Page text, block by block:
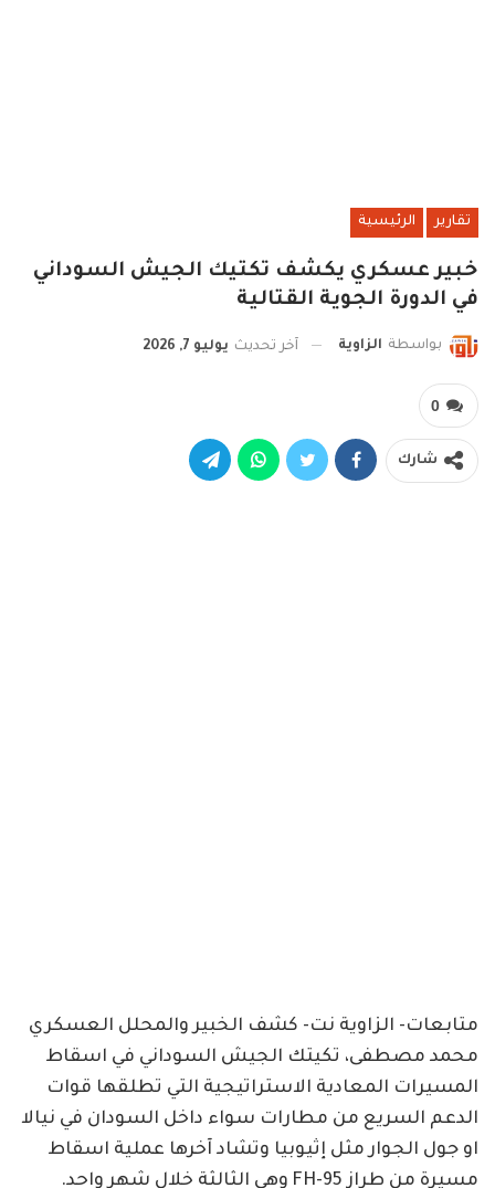
تقارير الرئيسية
خبير عسكري يكشف تكتيك الجيش السوداني
في الدورة الجوية القتالية
بواسطة الزاوية آخر تحديث يوليو 7, 2026
0
شارك
متابعات- الزاوية نت- كشف الخبير والمحلل العسكري
محمد مصطفى، تكيتك الجيش السوداني في اسقاط
المسيرات المعادية الاستراتيجية التي تطلقها قوات
الدعم السريع من مطارات سواء داخل السودان في نيالا
او جول الجوار مثل إثيوبيا وتشاد آخرها عملية اسقاط
مسيرة من طراز FH-95 وهي الثالثة خلال شهر واحد.